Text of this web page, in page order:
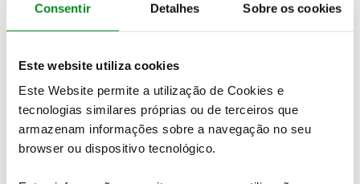
Consentir Detalhes Sobre os cookies
Este website utiliza cookies
Este Website permite a utilização de Cookies e
tecnologias similares próprias ou de terceiros que
armazenam informações sobre a navegação no seu
browser ou dispositivo tecnológico.
alerta Helder Pedro.
defeituosos da japonesa Takata, que levou a um dos
maioresrecallsde segurança da indústria
automóvel. O ACP diz-lhe aqui que marcas e
modelos estão em causa e como deve proceder.
O grande problema é que os carros são,